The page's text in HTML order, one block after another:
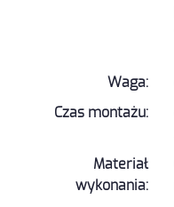
Waga:
Czas montażu:
Materiał
wykonania: